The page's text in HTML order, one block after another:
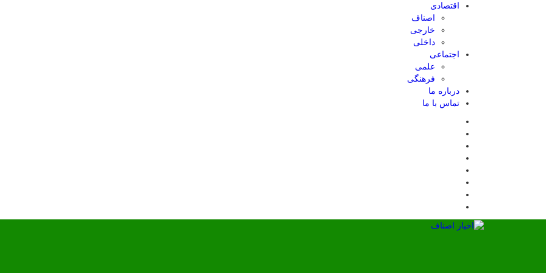
اقتصادی
اصناف
خارجی
داخلی
اجتماعی
علمی
فرهنگی
درباره ما
تماس با ما